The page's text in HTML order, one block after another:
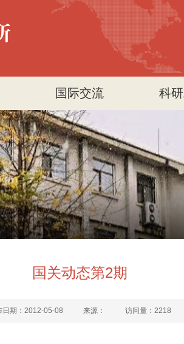
国际交流 科
国关动态第2期
日期：2012-05-08 来源： 访问量： 2218